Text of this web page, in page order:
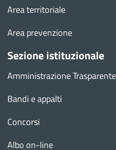
Area territoriale
Area prevenzione
Sezione istituzionale
Amministrazione Trasparente
Bandi e appalti
Concorsi
Albo on-line